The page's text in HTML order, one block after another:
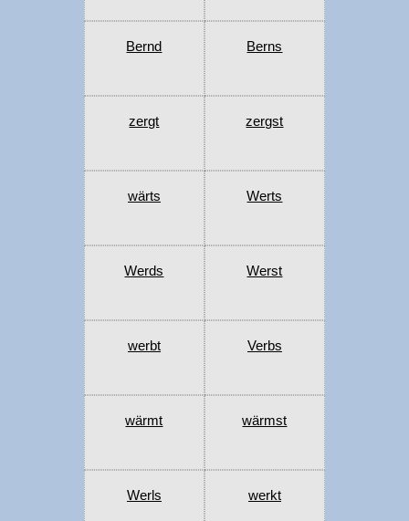
Bernd Berns
zergt zergst
wärts Werts
Werds Werst
werbt Verbs
wärmt wärmst
Werls werkt